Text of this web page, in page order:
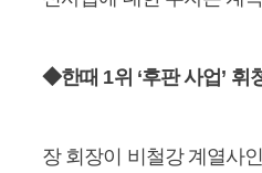
◆한때 1위 ‘후판 사업’ 휘
장 회장이 비철강 계열사